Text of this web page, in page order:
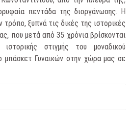
πεντάδα της διοργάνωσης. Η
τρόπο, ξυπνά τις δικές της ιστορικές
που μετά από 35 χρόνια βρίσκονται
στιγμής του μοναδικού
μπάσκετ Γυναικών στην χώρα μας σε